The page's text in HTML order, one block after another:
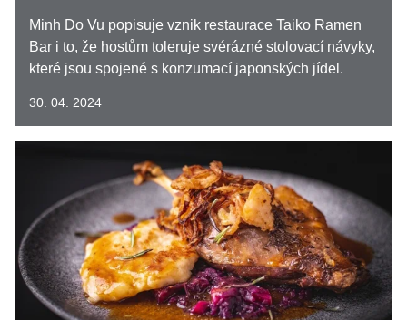
Minh Do Vu popisuje vznik restaurace Taiko Ramen
Bar i to, že hostům toleruje svérázné stolovací návyky,
které jsou spojené s konzumací japonských jídel.
30. 04. 2024